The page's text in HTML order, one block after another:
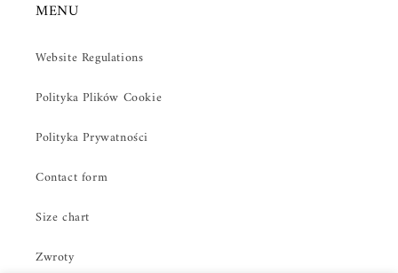
MENU
Website Regulations
Polityka Plików Cookie
Polityka Prywatności
Contact form
Size chart
Zwroty